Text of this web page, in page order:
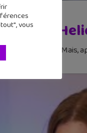
–
vinyle… Mais,
vous